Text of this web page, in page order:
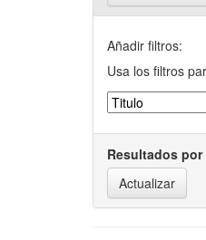
Añadir filtros:
Usa los filtros
Resultados